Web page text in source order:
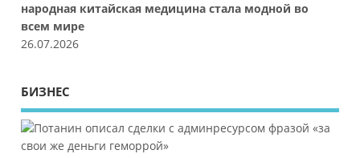
народная китайская медицина стала модной во
всем мире
26.07.2026
БИЗНЕС